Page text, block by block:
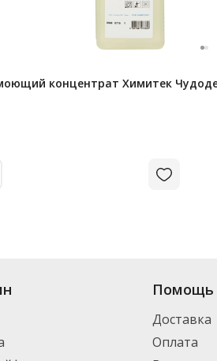
концентрат Химитек
Помощь
Доставка
Оплата